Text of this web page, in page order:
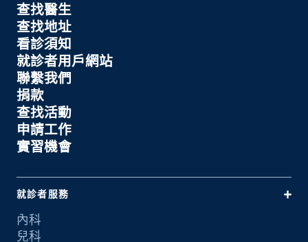
查找醫生
查找地址
看診須知
就診者用戶網站
聯繫我們
捐款
查找活動
申請工作
實習機會
就診者服務
內科
兒科